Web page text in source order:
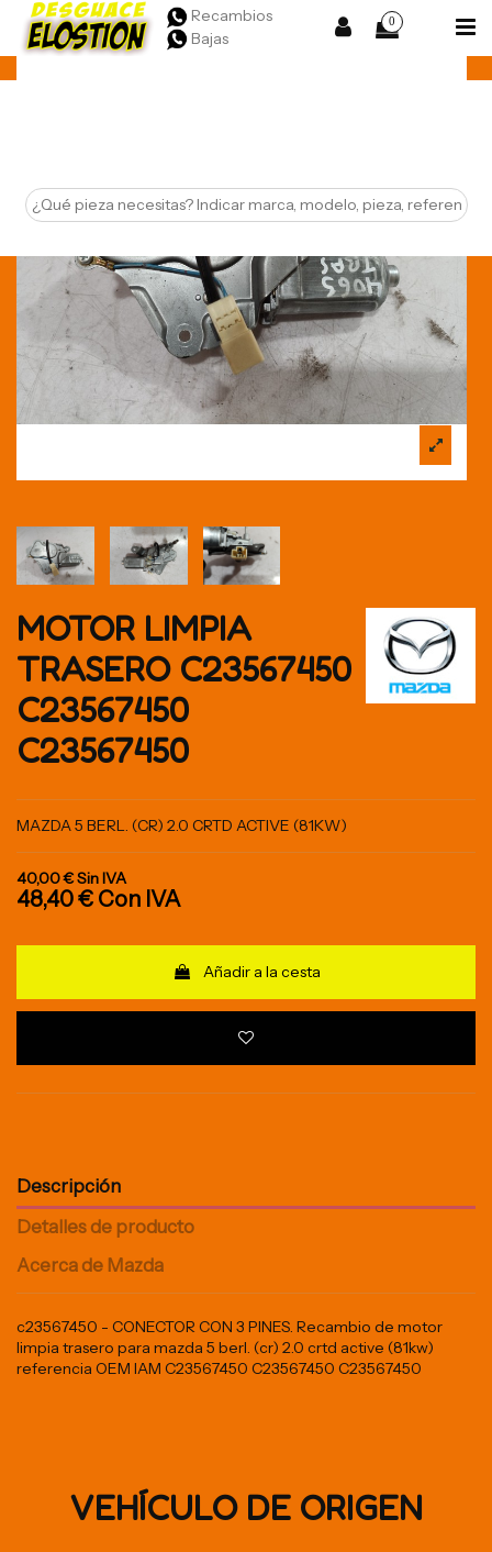
Recambios
Bajas
0
MOTOR LIMPIA
TRASERO C23567450
C23567450
C23567450
MAZDA 5 BERL. (CR) 2.0 CRTD ACTIVE (81KW)
40,00 €Sin IVA
48,40 € Con IVA
Añadir a la cesta
Descripción
Detalles de producto
Acerca de Mazda
c23567450 - CONECTOR CON 3 PINES. Recambio de motor
limpia trasero para mazda 5 berl. (cr) 2.0 crtd active (81kw)
referencia OEM IAM C23567450 C23567450 C23567450
VEHÍCULO DE ORIGEN